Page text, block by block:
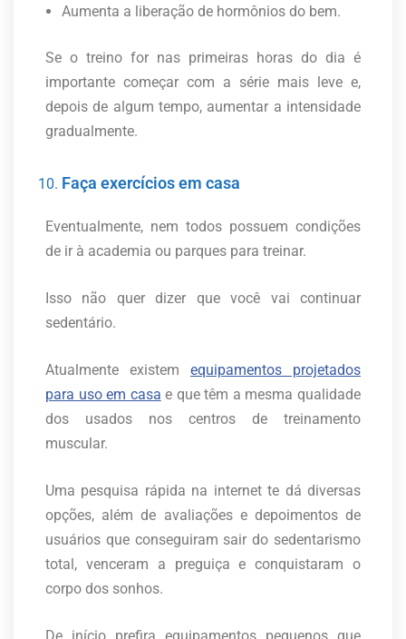
Aumenta a liberação de hormônios do bem.
Se o treino for nas primeiras horas do dia é
importante começar com a série mais leve e,
depois de algum tempo, aumentar a intensidade
gradualmente.
Faça exercícios em casa
Eventualmente, nem todos possuem condições
de ir à academia ou parques para treinar.
Isso não quer dizer que você vai continuar
sedentário.
Atualmente existem equipamentos projetados
para uso em casa e que têm a mesma qualidade
dos usados nos centros de treinamento
muscular.
Uma pesquisa rápida na internet te dá diversas
opções, além de avaliações e depoimentos de
usuários que conseguiram sair do sedentarismo
total, venceram a preguiça e conquistaram o
corpo dos sonhos.